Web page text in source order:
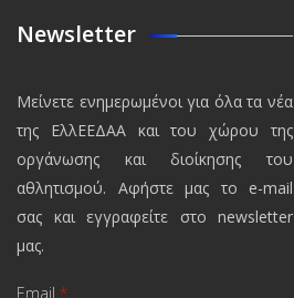
Newsletter
Μείνετε ενημερωμένοι για όλα τα νέα
της ΕλλΕΕΔΑΑ και του χώρου της
οργάνωσης και διοίκησης του
αθλητισμού. Αφήστε μας το e-mail
σας και εγγραφείτε στο newsletter
μας.
Email *